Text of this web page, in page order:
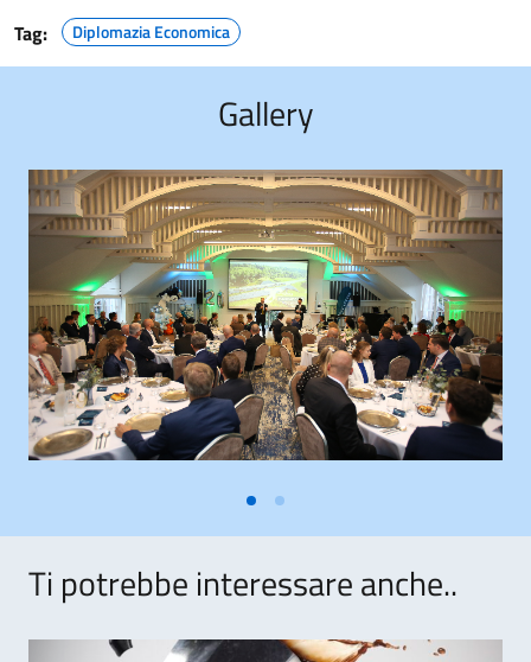
Tag: Diplomazia Economica
Gallery
Ti potrebbe interessare anche..